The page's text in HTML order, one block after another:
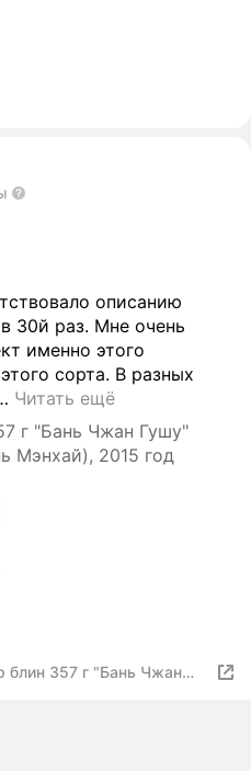
описанию
30й раз. Мне очень
именно этого
сорта. В разных
Читать ещё
г "Бань Чжан Гушу"
Мэнхай), 2015 год
357 г "Бань Чжан